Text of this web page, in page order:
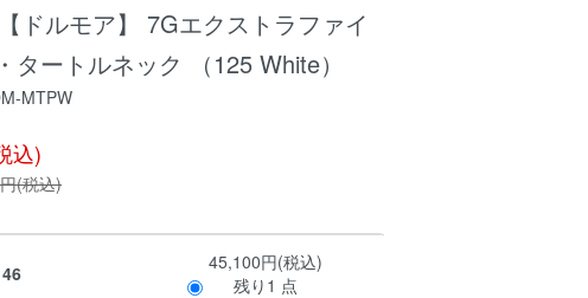
ドルモア】 7Gエクストラファイ
タートルネック （125 White）
MTPW
込)
(税込)
46
45,100円(税込)
残り1 点